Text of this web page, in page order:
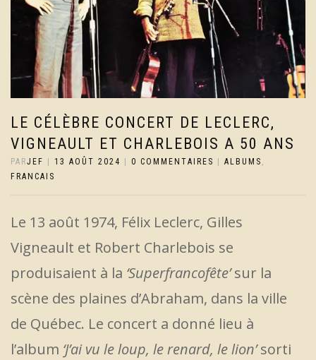
LE CÉLÈBRE CONCERT DE LECLERC,
VIGNEAULT ET CHARLEBOIS A 50 ANS
PARJEF 13 AOÛT 2024 0 COMMENTAIRES ALBUMS ,
FRANCAIS
Le 13 août 1974, Félix Leclerc, Gilles
Vigneault et Robert Charlebois se
produisaient à la ‘Superfrancofête’sur la
scène des plaines d’Abraham, dans la ville
de Québec. Le concert a donné lieu à
l’album ‘J’ai vu le loup, le renard, le lion’sorti